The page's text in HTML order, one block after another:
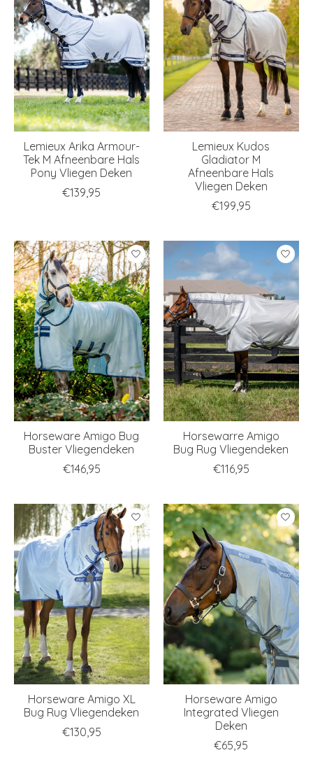
Lemieux Arika Armour-
Tek M Afneenbare Hals
Pony Vliegen Deken
€139,95
Lemieux Kudos
Gladiator M
Afneenbare Hals
Vliegen Deken
€199,95
Horseware Amigo Bug
Buster Vliegendeken
€146,95
Horsewarre Amigo
Bug Rug Vliegendeken
€116,95
Horseware Amigo XL
Bug Rug Vliegendeken
€130,95
Horseware Amigo
Integrated Vliegen
Deken
€65,95